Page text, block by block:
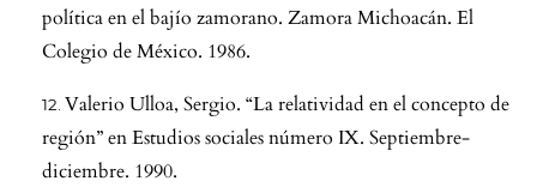
política en el bajío zamorano. Zamora Michoacán. El
Colegio de México. 1986.
Valerio Ulloa, Sergio. “La relatividad en el concepto de
región” en Estudios sociales número IX. Septiembre-
diciembre. 1990.